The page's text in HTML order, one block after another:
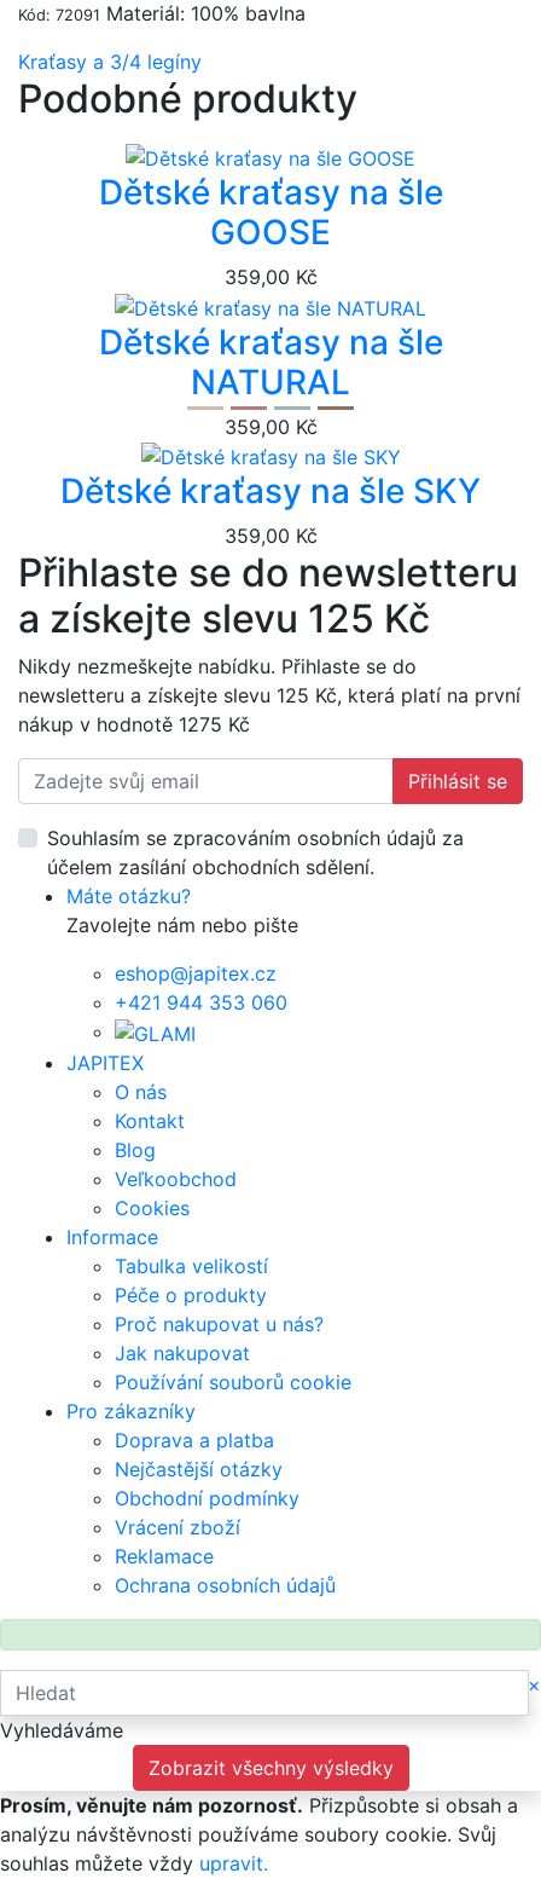
Kód: 72091 Materiál: 100% bavlna
Kraťasy a 3/4 legíny
Podobné produkty
Dětské kraťasy na šle
GOOSE
359,00 Kč
Dětské kraťasy na šle
NATURAL
359,00 Kč
Dětské kraťasy na šle SKY
359,00 Kč
Přihlaste se do newsletteru
a získejte slevu 125 Kč
Nikdy nezmeškejte nabídku. Přihlaste se do
newsletteru a získejte slevu 125 Kč, která platí na první
nákup v hodnotě 1275 Kč
Přihlásit se
Souhlasím se zpracováním osobních údajů za
účelem zasílání obchodních sdělení.
Máte otázku?
Zavolejte nám nebo pište
eshop@japitex.cz
+421 944 353 060
JAPITEX
O nás
Kontakt
Blog
Veľkoobchod
Cookies
Informace
Tabulka velikostí
Péče o produkty
Proč nakupovat u nás?
Jak nakupovat
Používání souborů cookie
Pro zákazníky
Doprava a platba
Nejčastější otázky
Obchodní podmínky
Vrácení zboží
Reklamace
Ochrana osobních údajů
×
Vyhledáváme
Zobrazit všechny výsledky
Prosím, věnujte nám pozornosť. Přizpůsobte si obsah a
analýzu návštěvnosti používáme soubory cookie. Svůj
souhlas můžete vždy upravit.